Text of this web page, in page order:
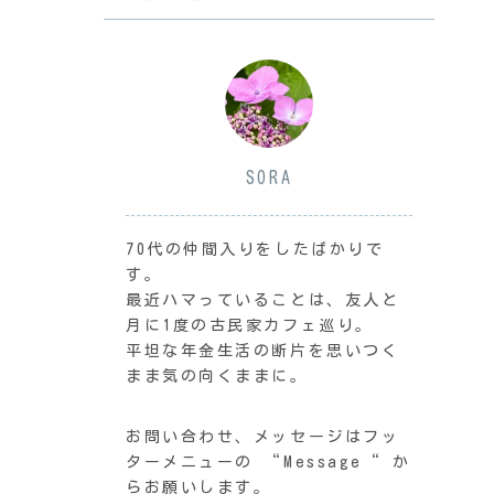
SORA
70代の仲間入りをしたばかりで
す。
最近ハマっていることは、友人と
月に1度の古民家カフェ巡り。
平坦な年金生活の断片を思いつく
まま気の向くままに。
お問い合わせ、メッセージはフッ
ターメニューの “Message“ か
らお願いします。